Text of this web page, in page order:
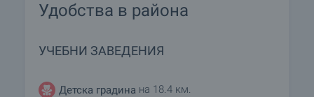
Удобства в района
УЧЕБНИ ЗАВЕДЕНИЯ
Детска градина на 18.4 км.